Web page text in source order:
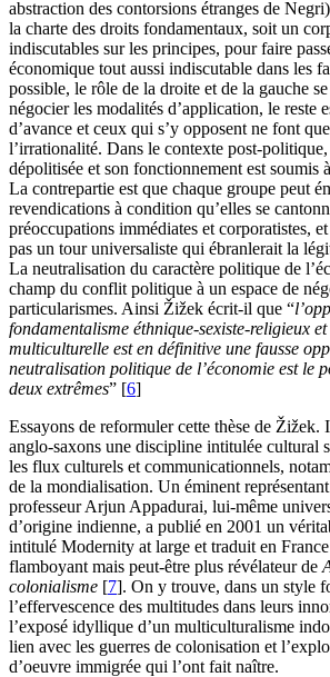
abstraction des contorsions étranges de
la charte des droits fondamentaux, soit un
indiscutables sur les principes, pour faire
économique tout aussi indiscutable dans les
possible, le rôle de la droite et de la gauche
négocier les modalités d’application, le reste
d’avance et ceux qui s’y opposent ne font
l’irrationalité. Dans le contexte post-politique,
dépolitisée et son fonctionnement est soumis
La contrepartie est que chaque groupe peut
revendications à condition qu’elles se
préoccupations immédiates et corporatistes,
pas un tour universaliste qui ébranlerait la
La neutralisation du caractère politique de
champ du conflit politique à un espace de
particularismes. Ainsi Žižek écrit-il que “
fondamentalisme éthnique-sexiste-religieux
multiculturelle est en définitive une fausse
neutralisation politique de l’économie est le
deux extrêmes” [6]
Essayons de reformuler cette thèse de Žižek.
anglo-saxons une discipline intitulée cultural
les flux culturels et communicationnels,
de la mondialisation. Un éminent
professeur Arjun Appadurai, lui-même
d’origine indienne, a publié en 2001 un
intitulé Modernity at large et traduit en
flamboyant mais peut-être plus révélateur de
colonialisme [7]. On y trouve, dans un style
l’effervescence des multitudes dans leurs
l’exposé idyllique d’un multiculturalisme
lien avec les guerres de colonisation et
d’oeuvre immigrée qui l’ont fait naître.